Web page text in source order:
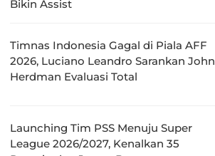
Bikin Assist
Timnas Indonesia Gagal di Piala AFF
2026, Luciano Leandro Sarankan John
Herdman Evaluasi Total
Launching Tim PSS Menuju Super
League 2026/2027, Kenalkan 35